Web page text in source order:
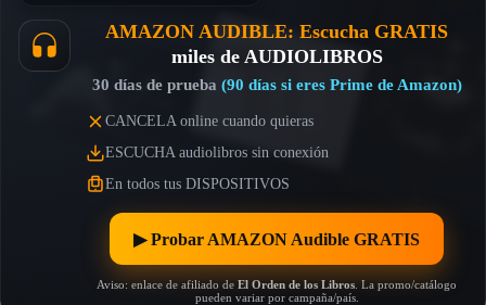
AMAZON AUDIBLE: Escucha GRATIS
miles de AUDIOLIBROS
30 días de prueba (90 días si eres Prime de Amazon)
CANCELA online cuando quieras
ESCUCHA audiolibros sin conexión
En todos tus DISPOSITIVOS
▶︎ Probar AMAZON Audible GRATIS
Aviso: enlace de afiliado de El Orden de los Libros . La promo/catálogo
pueden variar por campaña/país.